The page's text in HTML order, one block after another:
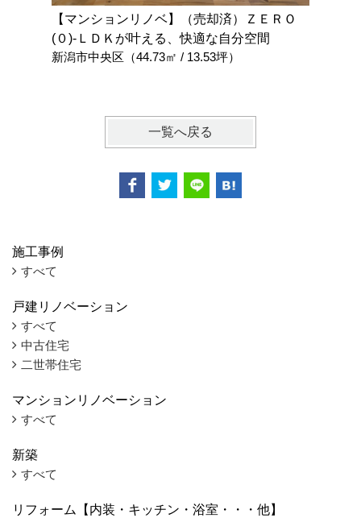
【マンションリノベ】（売却済）ＺＥＲＯ
(０)-ＬＤＫが叶える、快適な自分空間
新潟市中央区（44.73㎡ / 13.53坪）
一覧へ戻る
施工事例
すべて
戸建リノベーション
すべて
中古住宅
二世帯住宅
マンションリノベーション
すべて
新築
すべて
リフォーム【内装・キッチン・浴室・・・他】